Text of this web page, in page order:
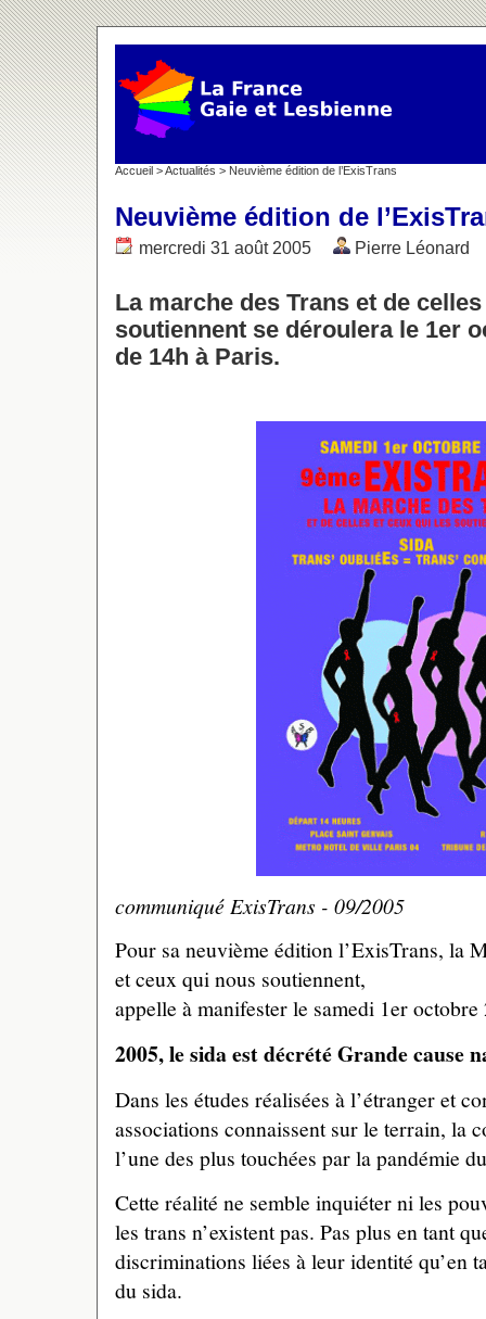
Accueil >Actualités > Neuvième édition de l’ExisTrans
Neuvième édition de
mercredi 31 août 2005 Pierre Léonard
La marche des Trans et de
soutiennent se déroulera le 1er
de 14h à Paris.
communiqué ExisTrans - 09/2005
Pour sa neuvième édition l’ExisTrans, la
et ceux qui nous soutiennent,
appelle à manifester le samedi 1er
2005, le sida est décrété Grande cause
Dans les études réalisées à l’étranger et
associations connaissent sur le terrain, la
l’une des plus touchées par la pandémie
Cette réalité ne semble inquiéter ni les
les trans n’existent pas. Pas plus en tant
discriminations liées à leur identité qu’en
du sida.